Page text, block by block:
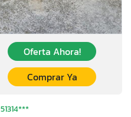
Oferta Ahora!
Comprar Ya
51314***